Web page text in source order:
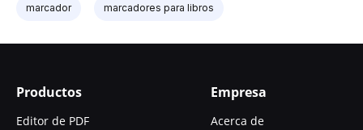
marcador marcadores para libros
Productos
Editor de PDF
Empresa
Acerca de